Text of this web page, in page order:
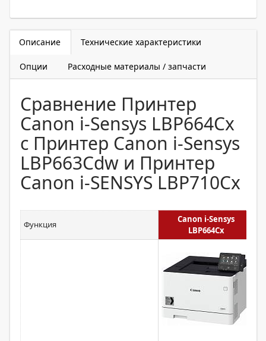
Описание Технические характеристики
Опции Расходные материалы / запчасти
Сравнение Принтер
Canon i-Sensys LBP664Cx
с Принтер Canon i-Sensys
LBP663Cdw и Принтер
Canon i-SENSYS LBP710Cx
Функция
Canon i-Sensys
LBP664Cx